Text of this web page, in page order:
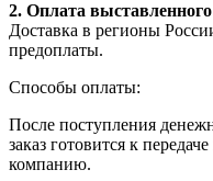
2. Оплата выставленного
Доставка в регионы
предоплаты.
Способы оплаты:
После поступления
заказ готовится к
компанию.